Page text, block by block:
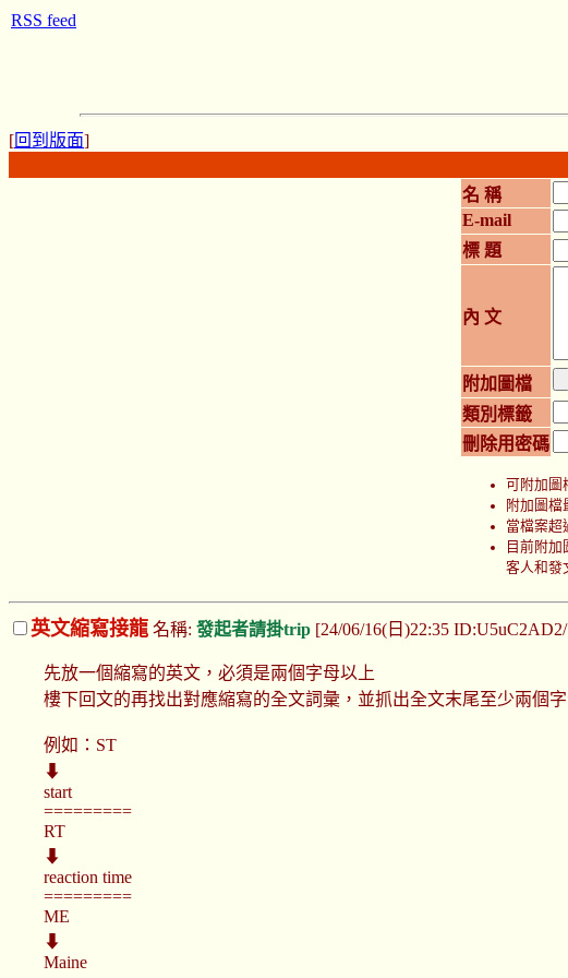
[回到版面]
名 稱
E-mail
標 題
內 文
附加圖檔
類別標籤
刪除用密碼
可附加圖
附加圖檔
當檔案超
目前附加
客人和發
英文縮寫接龍 名稱: 發起者請掛trip [24/06/16(日)22:35
先放一個縮寫的英文，必須是兩個字母以上
樓下回文的再找出對應縮寫的全文詞彙，並抓出全文末尾至少兩個
例如：ST
⬇
start
=========
RT
⬇
reaction time
=========
ME
⬇
Maine
RSS feed